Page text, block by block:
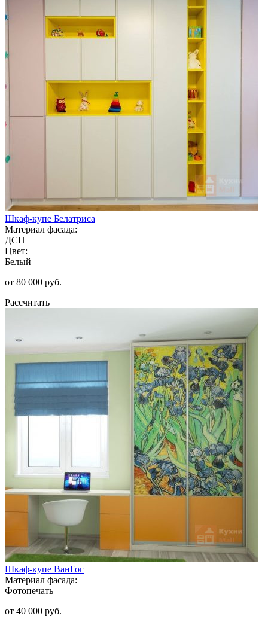
Шкаф-купе Белатриса
Материал фасада:
ДСП
Цвет:
Белый
от 80 000 руб.
Рассчитать
Шкаф-купе ВанГог
Материал фасада:
Фотопечать
от 40 000 руб.